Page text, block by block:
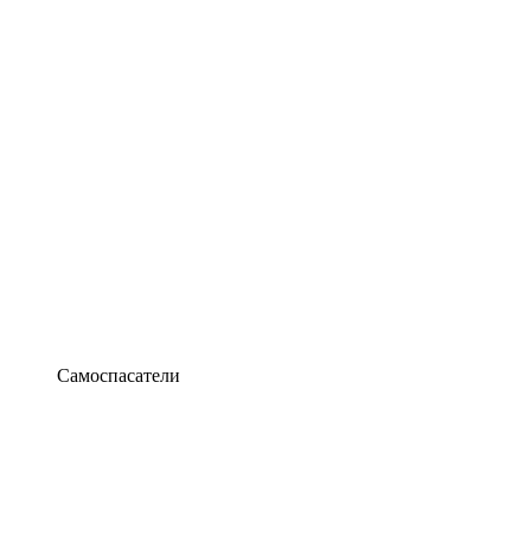
Самоспасатели